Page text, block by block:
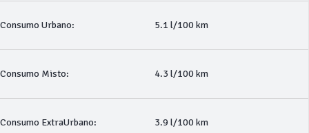
Consumo Urbano: 5.1 l/100 km
Consumo Misto: 4.3 l/100 km
Consumo ExtraUrbano: 3.9 l/100 km